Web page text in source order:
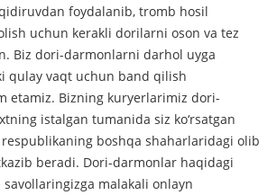
foydalanib, tromb hosil
uchun kerakli dorilarni oson va tez
Biz dori-darmonlarni darhol uyga
qulay vaqt uchun band qilish
etamiz. Bizning kuryerlarimiz dori-
istalgan tumanida siz ko‘rsatgan
respublikaning boshqa shaharlaridagi olib
beradi. Dori-darmonlar haqidagi
savollaringizga malakali onlayn